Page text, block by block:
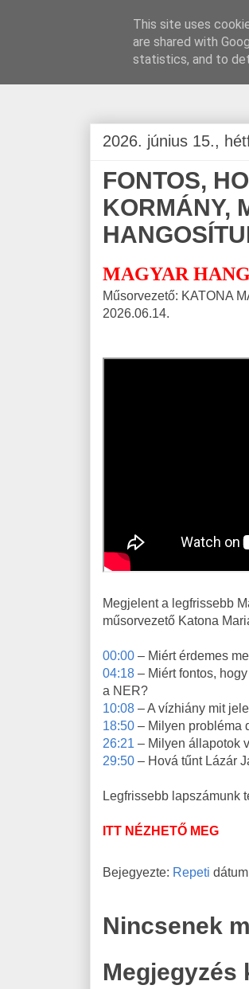
2026. június 15.,
FONTOS,
KORMÁNY,
MAGYAR
Műsorvezető: KATONA
2026.06.14.
Megjelent a legfrissebb
műsorvezető Katona
00:00 – Miért érdemes
04:18 – Miért fontos,
a NER?
10:08 – A vízhiány mit
18:50 – Milyen probléma
26:21 – Milyen állapotok
29:50 – Hová tűnt Lázár
Legfrissebb lapszámunk
ITT NÉZHETŐ MEG
Bejegyezte: Repeti
Nincsenek
Megjegyzés
This site uses
are shared with
statistics, and to